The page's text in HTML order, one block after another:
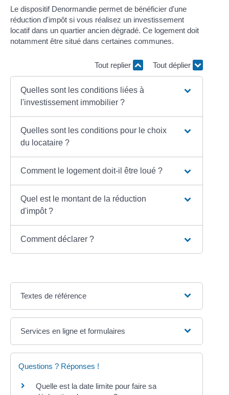
Le dispositif Denormandie permet de bénéficier d'une
réduction d'impôt si vous réalisez un investissement
locatif dans un quartier ancien dégradé. Ce logement doit
notamment être situé dans certaines communes.
Tout replier Tout déplier
Quelles sont les conditions liées à
l'investissement immobilier ?
Quelles sont les conditions pour le choix
du locataire ?
Comment le logement doit-il être loué ?
Quel est le montant de la réduction
d'impôt ?
Comment déclarer ?
Textes de référence
Services en ligne et formulaires
Questions ? Réponses !
Quelle est la date limite pour faire sa